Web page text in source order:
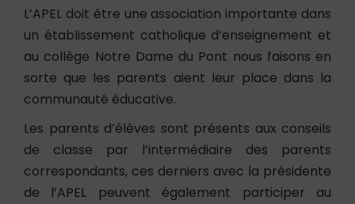
L’APEL doit être une association importante dans
un établissement catholique d’enseignement et
au collège Notre Dame du Pont nous faisons en
sorte que les parents aient leur place dans la
communauté éducative.
Les parents d’élèves sont présents aux conseils
de classe par l’intermédiaire des parents
correspondants, ces derniers avec la présidente
de l’APEL peuvent également participer au